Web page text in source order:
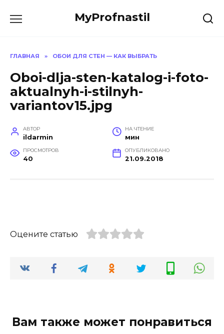
MyProfnastil
ГЛАВНАЯ » ОБОИ ДЛЯ СТЕН — КАК ВЫБРАТЬ
Oboi-dlja-sten-katalog-i-foto-
aktualnyh-i-stilnyh-
variantov15.jpg
АВТОР
ildarmin
НА ЧТЕНИЕ
мин
ПРОСМОТРОВ
40
ОПУБЛИКОВАНО
21.09.2018
Оцените статью
Вам также может понравиться